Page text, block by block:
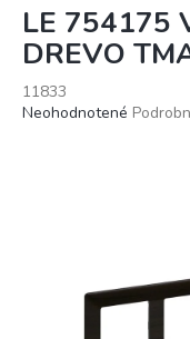
LE 754175
DREVO
11833
Priemerné
Neohodnotené